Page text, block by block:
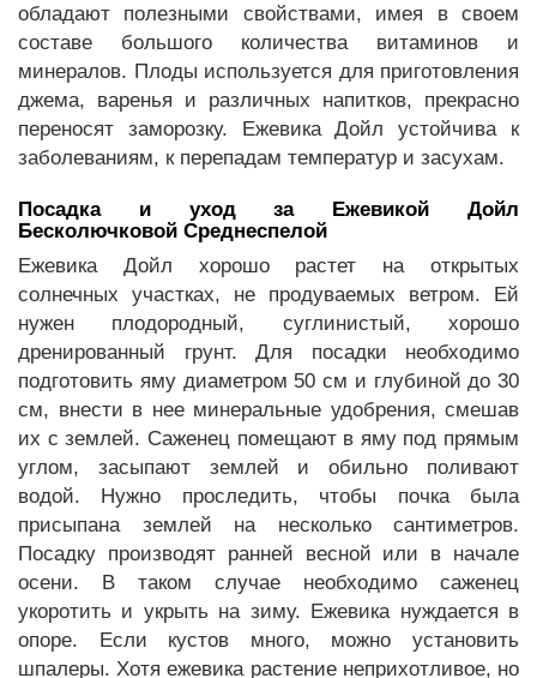
обладают полезными свойствами, имея в своем
составе большого количества витаминов и
минералов. Плоды используется для приготовления
джема, варенья и различных напитков, прекрасно
переносят заморозку. Ежевика Дойл устойчива к
заболеваниям, к перепадам температур и засухам.
Посадка и уход за Ежевикой Дойл
Бесколючковой Среднеспелой
Ежевика Дойл хорошо растет на открытых
солнечных участках, не продуваемых ветром. Ей
нужен плодородный, суглинистый, хорошо
дренированный грунт. Для посадки необходимо
подготовить яму диаметром 50 см и глубиной до 30
см, внести в нее минеральные удобрения, смешав
их с землей. Саженец помещают в яму под прямым
углом, засыпают землей и обильно поливают
водой. Нужно проследить, чтобы почка была
присыпана землей на несколько сантиметров.
Посадку производят ранней весной или в начале
осени. В таком случае необходимо саженец
укоротить и укрыть на зиму. Ежевика нуждается в
опоре. Если кустов много, можно установить
шпалеры. Хотя ежевика растение неприхотливое, но